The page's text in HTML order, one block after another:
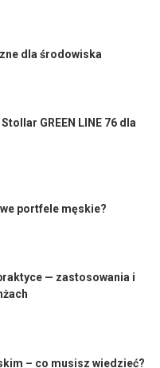
dla środowiska
GREEN LINE 76 dla
portfele męskie?
— zastosowania i
– co musisz wiedzieć?